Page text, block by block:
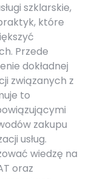
szklarskie,
które
Przede
dokładnej
związanych z
to
zakupu
usług.
wiedzę na
oraz